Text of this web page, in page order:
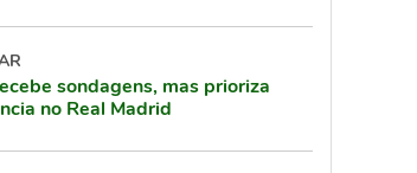
sondagens, mas prioriza
no Real Madrid